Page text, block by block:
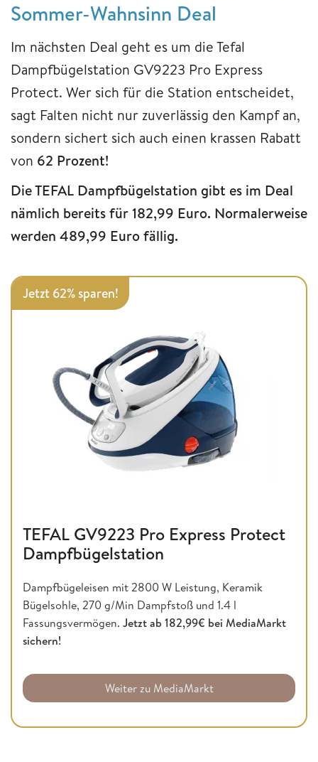
Sommer-Wahnsinn Deal
Im nächsten Deal geht es um die Tefal
Dampfbügelstation GV9223 Pro Express
Protect. Wer sich für die Station entscheidet,
sagt Falten nicht nur zuverlässig den Kampf an,
sondern sichert sich auch einen krassen Rabatt
von 62 Prozent!
Die TEFAL Dampfbügelstation gibt es im Deal
nämlich bereits für 182,99 Euro. Normalerweise
werden 489,99 Euro fällig.
Jetzt 62% sparen!
TEFAL GV9223 Pro Express Protect
Dampfbügelstation
Dampfbügeleisen mit 2800 W Leistung, Keramik
Bügelsohle, 270 g/Min Dampfstoß und 1.4 l
Fassungsvermögen. Jetzt ab 182,99€ bei MediaMarkt
sichern!
Weiter zu MediaMarkt